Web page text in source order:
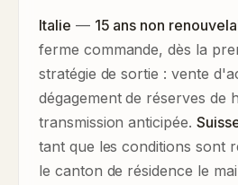
Italie — 15 ans non
ferme commande, dès la
stratégie de sortie : vente
dégagement de réserves de
transmission anticipée.
tant que les conditions sont
le canton de résidence le